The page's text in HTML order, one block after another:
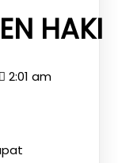
HAKI
2:01 am